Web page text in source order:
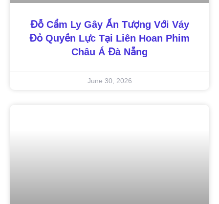
Đỗ Cẩm Ly Gây Ấn Tượng Với Váy
Đỏ Quyền Lực Tại Liên Hoan Phim
Châu Á Đà Nẵng
June 30, 2026